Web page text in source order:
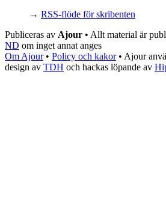
→ RSS-flöde för skribenten
Publiceras av Ajour • Allt material är
ND om inget annat anges
Om Ajour• Policy och kakor• Ajour
design av TDH och hackas löpande av